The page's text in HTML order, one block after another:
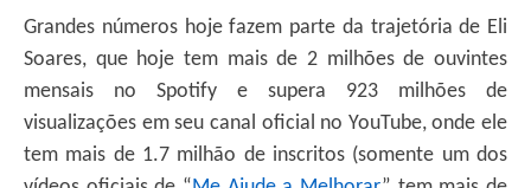
Grandes números hoje fazem parte da trajetória de Eli
Soares, que hoje tem mais de 2 milhões de ouvintes
mensais no Spotify e supera 923 milhões de
visualizações em seu canal oficial no YouTube, onde ele
tem mais de 1.7 milhão de inscritos (somente um dos